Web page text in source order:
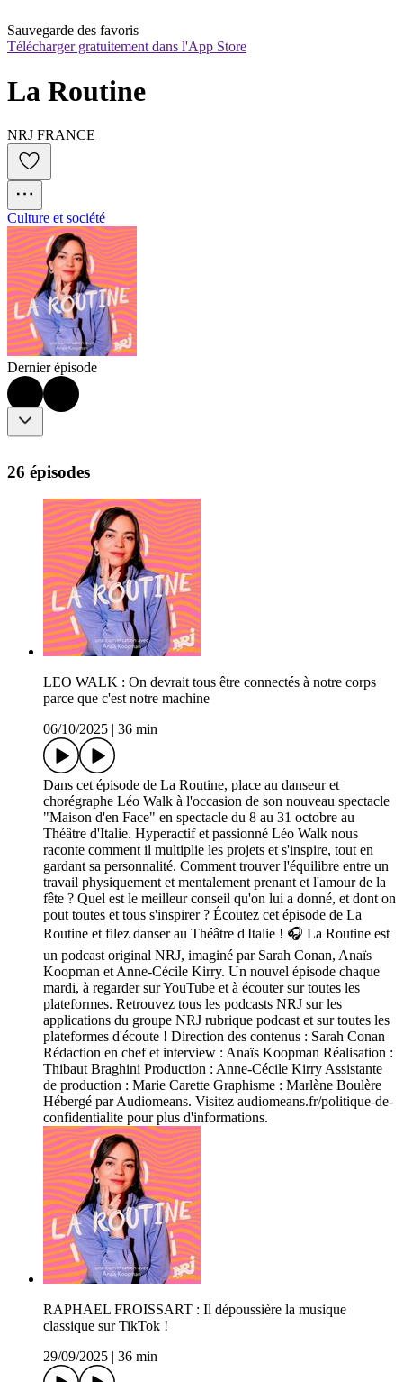
Sauvegarde des favoris
Télécharger gratuitement dans l'App Store
La Routine
NRJ FRANCE
Culture et société
Dernier épisode
26 épisodes
LEO WALK : On devrait tous être connectés à notre corps
parce que c'est notre machine
06/10/2025
36 min
Dans cet épisode de La Routine, place au danseur et
chorégraphe Léo Walk à l'occasion de son nouveau spectacle
"Maison d'en Face" en spectacle du 8 au 31 octobre au
Théâtre d'Italie. Hyperactif et passionné Léo Walk nous
raconte comment il multiplie les projets et s'inspire, tout en
gardant sa personnalité. Comment trouver l'équilibre entre un
travail physiquement et mentalement prenant et l'amour de la
fête ? Quel est le meilleur conseil qu'on lui a donné, et dont on
pout toutes et tous s'inspirer ? Écoutez cet épisode de La
Routine et filez danser au Théâtre d'Italie ! 🎧 La Routine est
un podcast original NRJ, imaginé par Sarah Conan, Anaïs
Koopman et Anne-Cécile Kirry. Un nouvel épisode chaque
mardi, à regarder sur YouTube et à écouter sur toutes les
plateformes. Retrouvez tous les podcasts NRJ sur les
applications du groupe NRJ rubrique podcast et sur toutes les
plateformes d'écoute ! Direction des contenus : Sarah Conan
Rédaction en chef et interview : Anaïs Koopman Réalisation :
Thibaut Braghini Production : Anne-Cécile Kirry Assistante
de production : Marie Carette Graphisme : Marlène Boulère
Hébergé par Audiomeans. Visitez audiomeans.fr/politique-de-
confidentialite pour plus d'informations.
RAPHAEL FROISSART : Il dépoussière la musique
classique sur TikTok !
29/09/2025
36 min